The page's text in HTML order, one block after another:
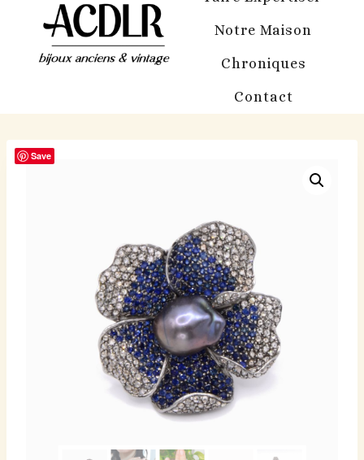
Notre Maison
Chroniques
Contact
Save